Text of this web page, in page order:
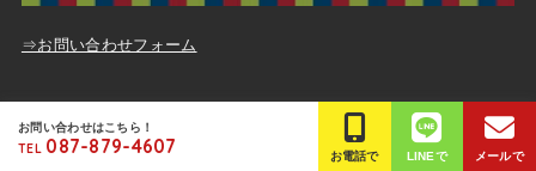
⇒お問い合わせフォーム
プライバシーポリシー
© Copyright高松市の外壁塗装は平成塗装.All Rights Reserved.
お問い合わせはこちら！
TEL 087-879-4607 お電話で LINEで メールで